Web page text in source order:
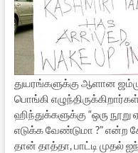
துயரங்களுக்கு ஆளான
பொங்கி
ஹிந்துக்களுக்கு “ஒரு நூறு
எடுக்க வேண்டுமா ?” என்ற
தான் தாத்தா, பாட்டி முதல்